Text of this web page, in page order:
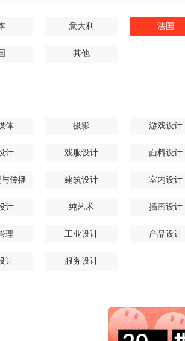
意大利 法国
其他
体 摄影 游戏设计
计 戏服设计 面料设计
传播 建筑设计 室内设计
计 纯艺术 插画设计
理 工业设计 产品设计
计 服务设计